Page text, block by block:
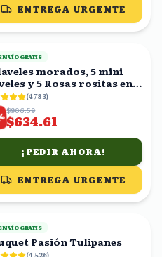
ENTREGA URGENTE
GRATIS
morados, 5 mini
y 5 Rosas rositas en
(4,783)
$906.59
$634.61
¡PEDIR AHORA!
ENTREGA URGENTE
GRATIS
Pasión Tulipanes
(4,526)